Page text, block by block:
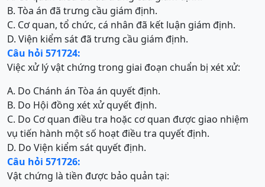
B. Tòa án đã trưng cầu giám định.
C. Cơ quan, tổ chức, cá nhân đã kết luận giám định.
D. Viện kiểm sát đã trưng cầu giám định.
Câu hỏi 571724:
Việc xử lý vật chứng trong giai đoạn chuẩn bị xét xử:
A. Do Chánh án Tòa án quyết định.
B. Do Hội đồng xét xử quyết định.
C. Do Cơ quan điều tra hoặc cơ quan được giao nhiệm
vụ tiến hành một số hoạt điều tra quyết định.
D. Do Viện kiểm sát quyết định.
Câu hỏi 571726:
Vật chứng là tiền được bảo quản tại: